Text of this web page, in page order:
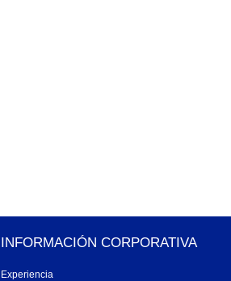
INFORMACIÓN CORPORATIVA
Experiencia